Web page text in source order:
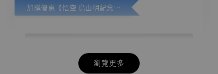
加購優惠【悟空 鳥山明紀念款 [奇蹟工作室]】
瀏覽更多